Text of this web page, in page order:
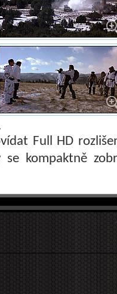
Full HD
kompaktně